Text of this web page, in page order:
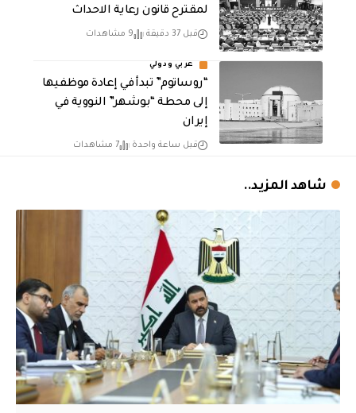
لمقترح قانون رعاية الاحداث
قبل 37 دقيقة 9 مشاهدات
عربي ودولي
“روساتوم” تبدأ في إعادة موظفيها
إلى محطة “بوشهر” النووية في
إيران
قبل ساعة واحدة 7 مشاهدات
شاهد المزيد..